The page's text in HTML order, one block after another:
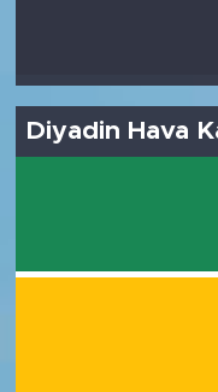
Diyadin Hava